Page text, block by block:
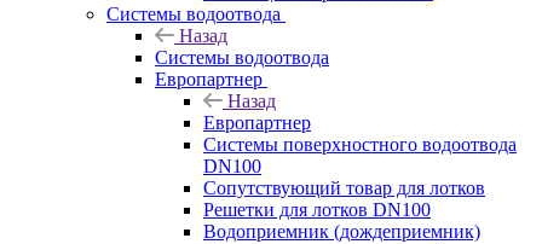
Системы водоотвода
Назад
Системы водоотвода
Европартнер
Назад
Европартнер
Системы поверхностного водоотвода
DN100
Сопутствующий товар для лотков
Решетки для лотков DN100
Водоприемник (дождеприемник)